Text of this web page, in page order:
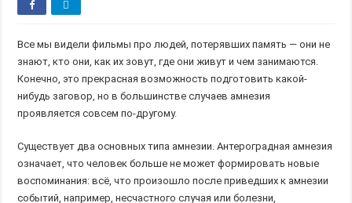
Все мы видели фильмы про людей, потерявших память — они не
знают, кто они, как их зовут, где они живут и чем занимаются.
Конечно, это прекрасная возможность подготовить какой-
нибудь заговор, но в большинстве случаев амнезия
проявляется совсем по-другому.
Существует два основных типа амнезии. Антероградная амнезия
означает, что человек больше не может формировать новые
воспоминания: всё, что произошло после приведших к амнезии
событий, например, несчастного случая или болезни,